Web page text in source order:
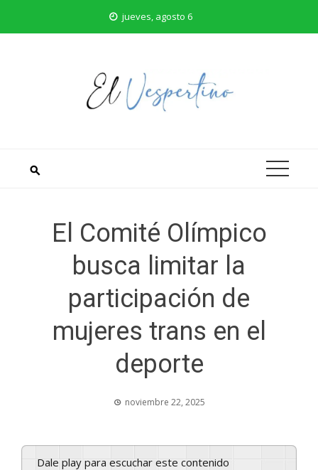
jueves, agosto 6
El Comité Olímpico
busca limitar la
participación de
mujeres trans en el
deporte
noviembre 22, 2025
Dale play para escuchar este contenido